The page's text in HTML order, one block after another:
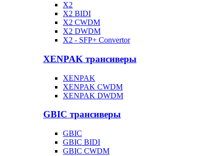
X2
X2 BIDI
X2 CWDM
X2 DWDM
X2 - SFP+ Convertor
XENPAK трансиверы
XENPAK
XENPAK CWDM
XENPAK DWDM
GBIC трансиверы
GBIC
GBIC BIDI
GBIC CWDM